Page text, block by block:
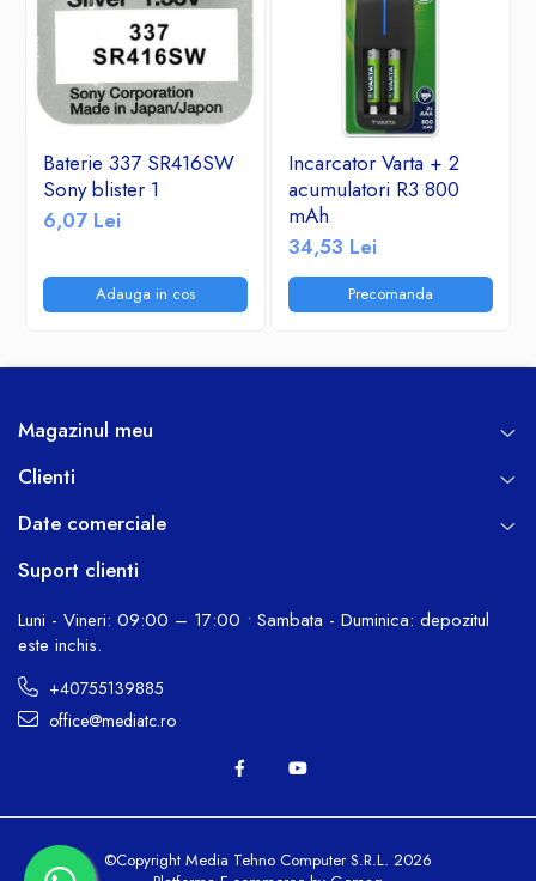
Baterie 337 SR416SW
Sony blister 1
6,07 Lei
Adauga in cos
Incarcator Varta + 2
acumulatori R3 800
mAh
34,53 Lei
Precomanda
Magazinul meu
Clienti
Date comerciale
Suport clienti
Luni - Vineri: 09:00 – 17:00 • Sambata - Duminica: depozitul
este inchis.
+40755139885
office@mediatc.ro
©Copyright Media Tehno Computer S.R.L. 2026